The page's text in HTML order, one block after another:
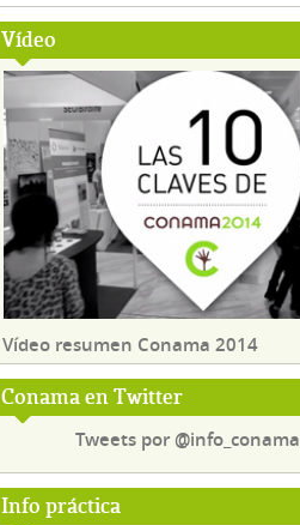
Vídeo
Vídeo resumen Conama 2014
Conama en Twitter
Tweets por @info_conama
Info práctica